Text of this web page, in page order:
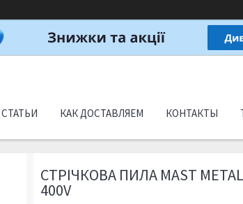
СТАТЬИ КАК ДОСТАВЛЯЕМ КОНТАКТЫ
СТРІЧКОВА ПИЛА MAST
400V